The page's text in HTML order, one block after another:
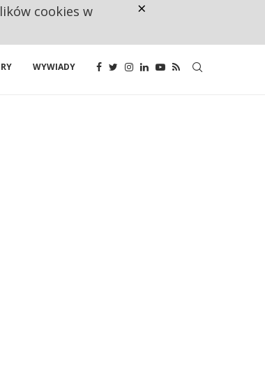
WYWIADY
cookies w
×